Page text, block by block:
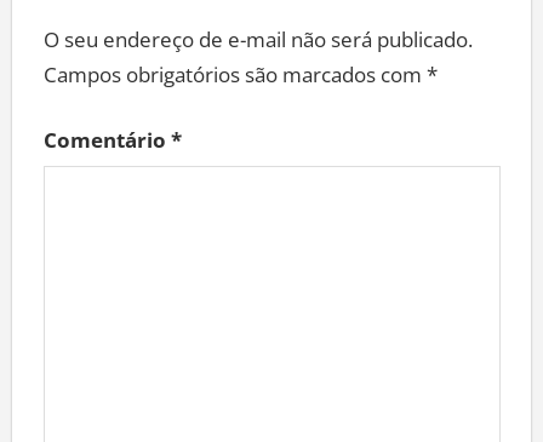
O seu endereço de e-mail não será publicado.
Campos obrigatórios são marcados com *
Comentário *